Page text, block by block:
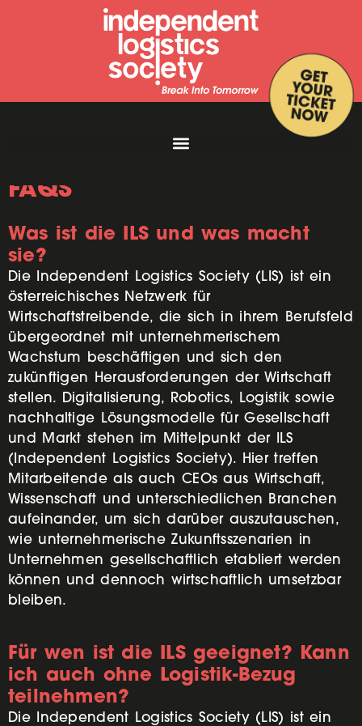
FAQS
Was ist die ILS und was macht
sie?
Die Independent Logistics Society (LIS) ist ein
österreichisches Netzwerk für
Wirtschaftstreibende, die sich in ihrem Berufsfeld
übergeordnet mit unternehmerischem
Wachstum beschäftigen und sich den
zukünftigen Herausforderungen der Wirtschaft
stellen. Digitalisierung, Robotics, Logistik sowie
nachhaltige Lösungsmodelle für Gesellschaft
und Markt stehen im Mittelpunkt der ILS
(Independent Logistics Society). Hier treffen
Mitarbeitende als auch CEOs aus Wirtschaft,
Wissenschaft und unterschiedlichen Branchen
aufeinander, um sich darüber auszutauschen,
wie unternehmerische Zukunftsszenarien in
Unternehmen gesellschaftlich etabliert werden
können und dennoch wirtschaftlich umsetzbar
bleiben.
Für wen ist die ILS geeignet? Kann
ich auch ohne Logistik-Bezug
teilnehmen?
Die Independent Logistics Society (LIS) ist ein